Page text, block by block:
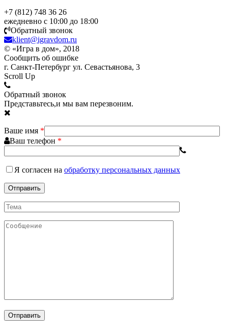
+7 (812) 748 36 26
ежедневно с 10:00 до 18:00
Обратный звонок
klient@igravdom.ru
© «Игра в дом», 2018
Сообщить об ошибке
г. Санкт-Петербург ул. Севастьянова, 3
Scroll Up
Обратный звонок
Представьтесь,и мы вам перезвоним.
Ваше имя *
Ваш телефон *
Я согласен на обработку персональных данных